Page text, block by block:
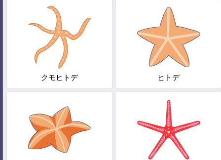
クモヒトデ ヒトデ